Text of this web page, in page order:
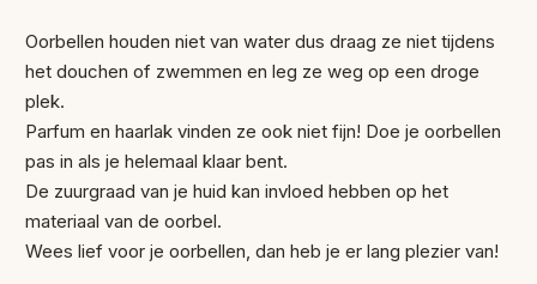
Oorbellen houden niet van water dus draag ze niet tijdens
het douchen of zwemmen en leg ze weg op een droge
plek.
Parfum en haarlak vinden ze ook niet fijn! Doe je oorbellen
pas in als je helemaal klaar bent.
De zuurgraad van je huid kan invloed hebben op het
materiaal van de oorbel.
Wees lief voor je oorbellen, dan heb je er lang plezier van!